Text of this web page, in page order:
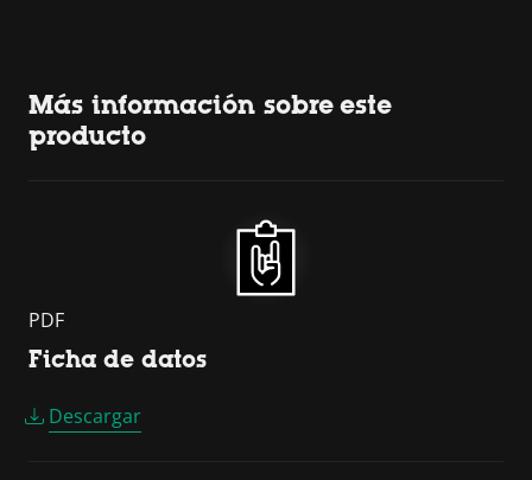
Más información sobre este
producto
PDF
Ficha de datos
Descargar